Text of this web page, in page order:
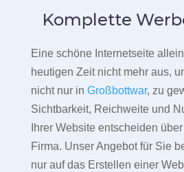
Komplette
Eine schöne Internetseite
heutigen Zeit nicht mehr aus,
nicht nur in Großbottwar, zu
Sichtbarkeit, Reichweite und
Ihrer Website entscheiden
Firma. Unser Angebot für Sie
nur auf das Erstellen einer